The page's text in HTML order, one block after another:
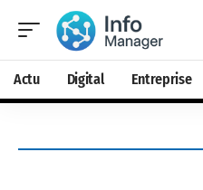
Actu Digital Entreprise